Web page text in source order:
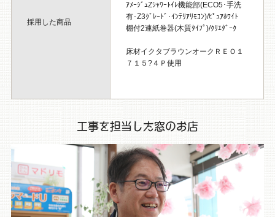
採用した商品
ｱﾒｰｼﾞｭZｼｬﾜｰﾄｲﾚ機能部(ECO5･手洗
有･Z3ｸﾞﾚｰﾄﾞ･ｲﾝﾃﾘｱﾘﾓｺﾝ)/ﾋﾟｭｱﾎﾜｲﾄ
棚付2連紙巻器(木質ﾀｲﾌﾟ)/ｸﾘｴﾀﾞｰｸ
床材イクタブラウンオークＲＥＯ１
７１５?４Ｐ使用
工事を担当した窓のお店